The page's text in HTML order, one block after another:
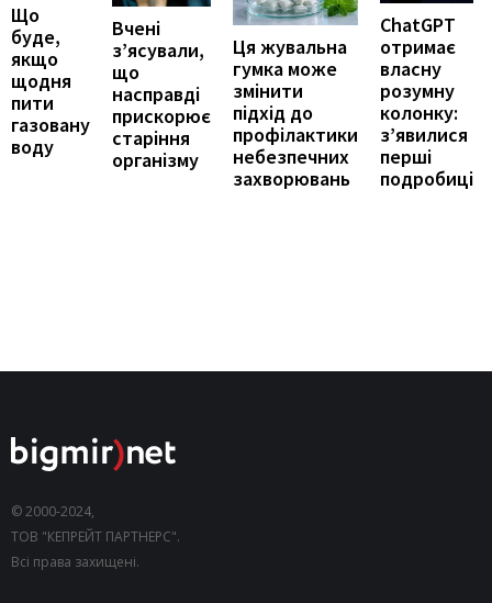
Що
буде,
якщо
щодня
пити
газовану
воду
Вчені
з’ясували,
що
насправді
прискорює
старіння
організму
Ця жувальна
гумка може
змінити
підхід до
профілактики
небезпечних
захворювань
ChatGPT
отримає
власну
розумну
колонку:
з’явилися
перші
подробиці
© 2000-2024,
ТОВ "КЕПРЕЙТ ПАРТНЕРС".
Всі права захищені.